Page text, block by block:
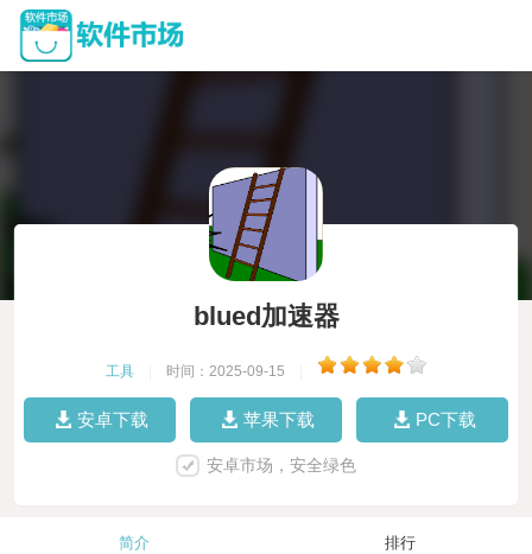
blued加速器
工具 时间：2025-09-15
安卓下载 苹果下载 PC下载
安卓市场，安全绿色
简介 排行